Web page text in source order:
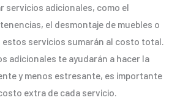
servicios adicionales, como el
el desmontaje de muebles o
estos servicios sumarán al costo total.
adicionales te ayudarán a hacer la
y menos estresante, es importante
extra de cada servicio.